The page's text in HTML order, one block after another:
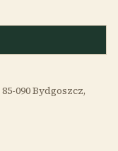
090 Bydgoszcz,